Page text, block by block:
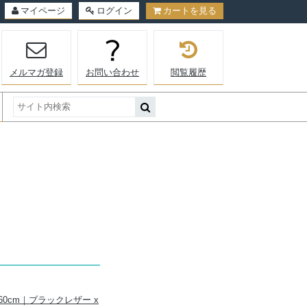
マイページ ログイン カートを見る
メルマガ登録 お問い合わせ 閲覧履歴
｜ブラックレザー x